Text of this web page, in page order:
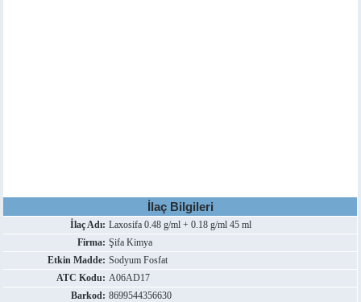
İlaç Bilgileri
İlaç Adı: Laxosifa 0.48 g/ml + 0.18 g/ml 45 ml
Firma: Şifa Kimya
Etkin Madde: Sodyum Fosfat
ATC Kodu: A06AD17
Barkod: 8699544356630